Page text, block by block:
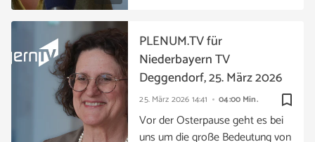
bookmark_border
25. März 2026 14:41 04:00 Min.
PLENUM.TV für
Niederbayern TV
Deggendorf, 25. März 2026
Vor der Osterpause geht es bei
uns um die große Bedeutung von